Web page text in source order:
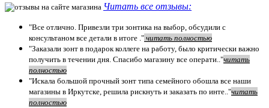
Читать все отзывы:
"Все отлично. Привезли три зонтика на выбор, обсудили с
консультаном все детали в итоге ." читать полностью
"Заказали зонт в подарок коллеге на работу, было критически важно
получить в течении дня. Спасибо магазину все операти.."читать
полностью
"Искала большой прочный зонт типа семейного обошла все наши
магазины в Иркутске, решила рискнуть и заказать по инте.."читать
полностью